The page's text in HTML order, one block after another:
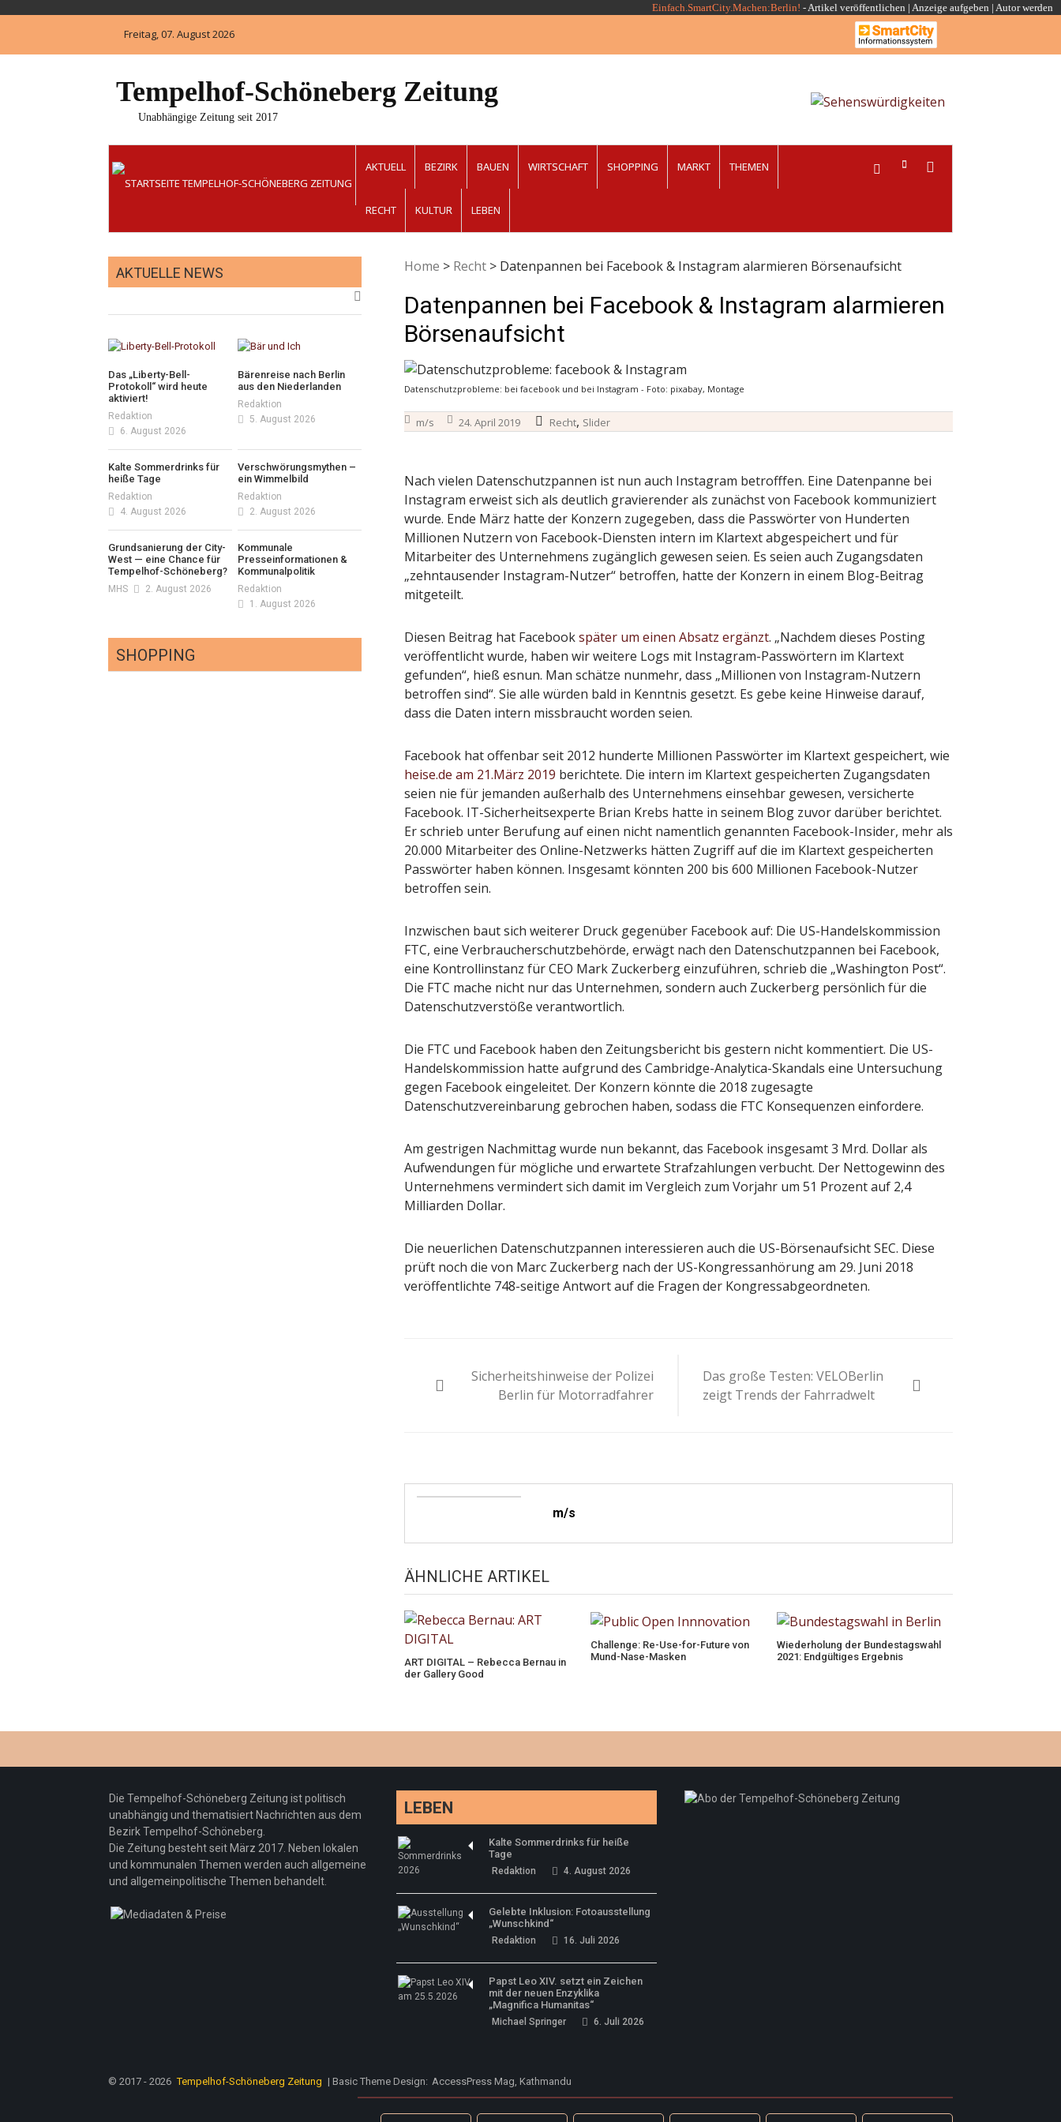
Einfach.SmartCity.Machen:Berlin! -Artikel veröffentlichen | Anzeige aufgeben | Autor werden
Freitag, 07. August 2026
Tempelhof-Schöneberg Zeitung
Unabhängige Zeitung seit 2017
AKTUELL BEZIRK BAUEN WIRTSCHAFT SHOPPING MARKT THEMEN
RECHT KULTUR LEBEN
Home > Recht> Datenpannen bei Facebook & Instagram alarmieren Börsenaufsicht
Datenpannen bei Facebook & Instagram alarmieren
Börsenaufsicht
Datenschutzprobleme: bei facebook und bei Instagram - Foto: pixabay, Montage
m/s 24. April 2019 Recht, Slider
Nach vielen Datenschutzpannen ist nun auch Instagram betrofffen. Eine Datenpanne bei
Instagram erweist sich als deutlich gravierender als zunächst von Facebook kommuniziert
wurde. Ende März hatte der Konzern zugegeben, dass die Passwörter von Hunderten
Millionen Nutzern von Facebook-Diensten intern im Klartext abgespeichert und für
Mitarbeiter des Unternehmens zugänglich gewesen seien. Es seien auch Zugangsdaten
„zehntausender Instagram-Nutzer“ betroffen, hatte der Konzern in einem Blog-Beitrag
mitgeteilt.
Diesen Beitrag hat Facebookspäter um einen Absatz ergänzt. „Nachdem dieses Posting
veröffentlicht wurde, haben wir weitere Logs mit Instagram-Passwörtern im Klartext
gefunden“, hieß esnun. Man schätze nunmehr, dass „Millionen von Instagram-Nutzern
betroffen sind“. Sie alle würden bald in Kenntnis gesetzt. Es gebe keine Hinweise darauf,
dass die Daten intern missbraucht worden seien.
Facebook hat offenbar seit 2012 hunderte Millionen Passwörter im Klartext gespeichert, wie
heise.de am 21.März 2019 berichtete. Die intern im Klartext gespeicherten Zugangsdaten
seien nie für jemanden außerhalb des Unternehmens einsehbar gewesen, versicherte
Facebook. IT-Sicherheitsexperte Brian Krebs hatte in seinem Blog zuvor darüber berichtet.
Er schrieb unter Berufung auf einen nicht namentlich genannten Facebook-Insider, mehr als
20.000 Mitarbeiter des Online-Netzwerks hätten Zugriff auf die im Klartext gespeicherten
Passwörter haben können. Insgesamt könnten 200 bis 600 Millionen Facebook-Nutzer
betroffen sein.
Inzwischen baut sich weiterer Druck gegenüber Facebook auf: Die US-Handelskommission
FTC, eine Verbraucherschutzbehörde, erwägt nach den Datenschutzpannen bei Facebook,
eine Kontrollinstanz für CEO Mark Zuckerberg einzuführen, schrieb die „Washington Post“.
Die FTC mache nicht nur das Unternehmen, sondern auch Zuckerberg persönlich für die
Datenschutzverstöße verantwortlich.
Die FTC und Facebook haben den Zeitungsbericht bis gestern nicht kommentiert. Die US-
Handelskommission hatte aufgrund des Cambridge-Analytica-Skandals eine Untersuchung
gegen Facebook eingeleitet. Der Konzern könnte die 2018 zugesagte
Datenschutzvereinbarung gebrochen haben, sodass die FTC Konsequenzen einfordere.
Am gestrigen Nachmittag wurde nun bekannt, das Facebook insgesamt 3 Mrd. Dollar als
Aufwendungen für mögliche und erwartete Strafzahlungen verbucht. Der Nettogewinn des
Unternehmens vermindert sich damit im Vergleich zum Vorjahr um 51 Prozent auf 2,4
Milliarden Dollar.
Die neuerlichen Datenschutzpannen interessieren auch die US-Börsenaufsicht SEC. Diese
prüft noch die von Marc Zuckerberg nach der US-Kongressanhörung am 29. Juni 2018
veröffentlichte 748-seitige Antwort auf die Fragen der Kongressabgeordneten.
Sicherheitshinweise der Polizei
Berlin für Motorradfahrer
Das große Testen: VELOBerlin
zeigt Trends der Fahrradwelt
m/s
ÄHNLICHE ARTIKEL
ART DIGITAL – Rebecca Bernau in
der Gallery Good
Challenge: Re-Use-for-Future von
Mund-Nase-Masken
Wiederholung der Bundestagswahl
2021: Endgültiges Ergebnis
AKTUELLE NEWS
Das „Liberty-Bell-
Protokoll“ wird heute
aktiviert!
Redaktion
6. August 2026
Bärenreise nach Berlin
aus den Niederlanden
Redaktion
5. August 2026
Kalte Sommerdrinks für
heiße Tage
Redaktion
4. August 2026
Verschwörungsmythen –
ein Wimmelbild
Redaktion
2. August 2026
Grundsanierung der City-
West — eine Chance für
Tempelhof-Schöneberg?
MHS 2. August 2026
Kommunale
Presseinformationen &
Kommunalpolitik
Redaktion
1. August 2026
SHOPPING
Die Tempelhof-Schöneberg Zeitung ist politisch
unabhängig und thematisiert Nachrichten aus dem
Bezirk Tempelhof-Schöneberg.
Die Zeitung besteht seit März 2017. Neben lokalen
und kommunalen Themen werden auch allgemeine
und allgemeinpolitische Themen behandelt.
LEBEN
Kalte Sommerdrinks für heiße
Tage
Redaktion 4. August 2026
Gelebte Inklusion: Fotoausstellung
„Wunschkind“
Redaktion 16. Juli 2026
Papst Leo XIV. setzt ein Zeichen
mit der neuen Enzyklika
„Magnifica Humanitas“
Michael Springer 6. Juli 2026
© 2017 - 2026 Tempelhof-Schöneberg Zeitung | Basic Theme Design: AccessPress Mag, Kathmandu